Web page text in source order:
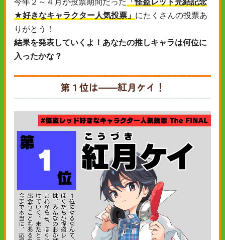
★好きなキャラクター人気投票」 にたくさんの投票あ
りがとう！
結果を発表していくよ！あなたの推しキャラは何位に
入ったかな？
第１位は――紅月ケイ！